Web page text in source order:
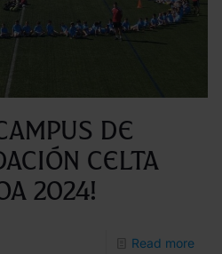
de
Celta
2024!
Read more-